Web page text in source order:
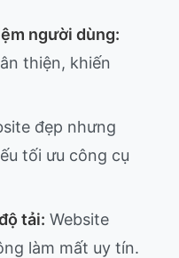
người dùng:
thiện, khiến
đẹp nhưng
tối ưu công cụ
tải: Website
làm mất uy tín.